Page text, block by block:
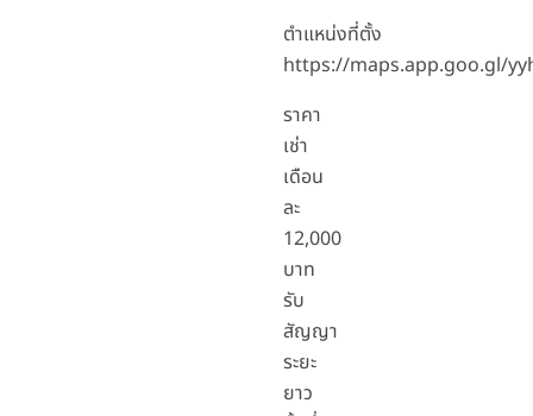
ตำแหน่งที่ตั้ง
https://maps.app.goo.gl/
ราคา
เช่า
เดือน
ละ
12,000
บาท
รับ
สัญญา
ระยะ
ยาว